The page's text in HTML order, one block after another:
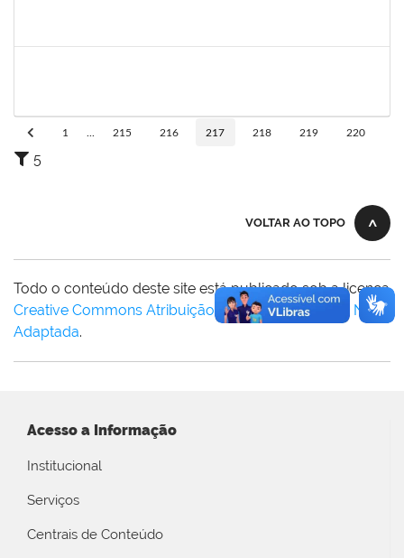
1 215 216 217 218 219 220
5
VOLTAR AO TOPO
Todo o conteúdo deste site está publicado sob a licença
Creative Commons Atribuição-SemDerivações 3.0 Não
Adaptada.
Acesso a Informação
Institucional
Serviços
Centrais de Conteúdo